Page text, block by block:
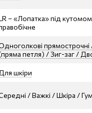
– «Лопатка» під
прямострочні
петля) / Зиг-заг /
Для шкіри
/ Важкі / Шкіра /